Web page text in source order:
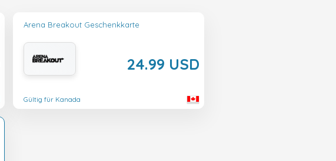
Arena Breakout Geschenkkarte
24.99 USD
Gültig für Kanada